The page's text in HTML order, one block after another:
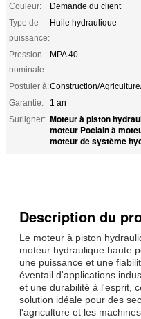
Couleur:
Demande du client
Type de
puissance:
Huile hydraulique
Pression
nominale:
MPA 40
Postuler à:Construction/
Garantie:
1 an
Surligner: Moteur à piston
moteur Poclain à
moteur de système
Description du
Le moteur à piston
moteur hydraulique haute
une puissance et une
éventail d'applications
et une durabilité à l'esprit,
solution idéale pour des
l'agriculture et les